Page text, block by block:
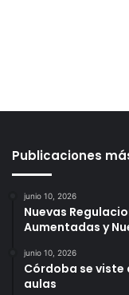
Publicaciones
junio 10, 2026
Nuevas
Aumentadas y
junio 10, 2026
Córdoba se viste
aulas